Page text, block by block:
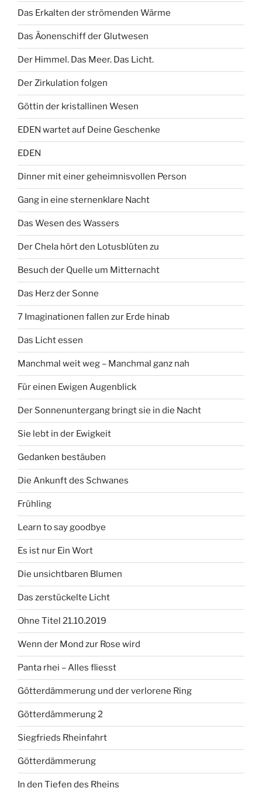
Das Erkalten der strömenden Wärme
Das Äonenschiff der Glutwesen
Der Himmel. Das Meer. Das Licht.
Der Zirkulation folgen
Göttin der kristallinen Wesen
EDEN wartet auf Deine Geschenke
EDEN
Dinner mit einer geheimnisvollen Person
Gang in eine sternenklare Nacht
Das Wesen des Wassers
Der Chela hört den Lotusblüten zu
Besuch der Quelle um Mitternacht
Das Herz der Sonne
7 Imaginationen fallen zur Erde hinab
Das Licht essen
Manchmal weit weg – Manchmal ganz nah
Für einen Ewigen Augenblick
Der Sonnenuntergang bringt sie in die Nacht
Sie lebt in der Ewigkeit
Gedanken bestäuben
Die Ankunft des Schwanes
Frühling
Learn to say goodbye
Es ist nur Ein Wort
Die unsichtbaren Blumen
Das zerstückelte Licht
Ohne Titel 21.10.2019
Wenn der Mond zur Rose wird
Panta rhei – Alles fliesst
Götterdämmerung und der verlorene Ring
Götterdämmerung 2
Siegfrieds Rheinfahrt
Götterdämmerung
In den Tiefen des Rheins